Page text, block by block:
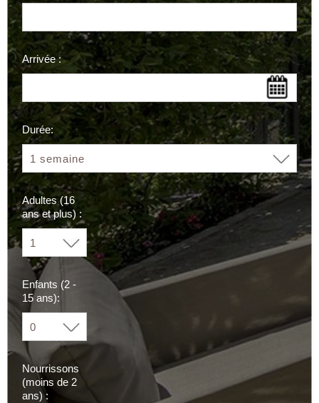
Arrivée :
Durée:
Adultes (16
ans et plus) :
Enfants (2 -
15 ans):
Nourrissons
(moins de 2
ans) :